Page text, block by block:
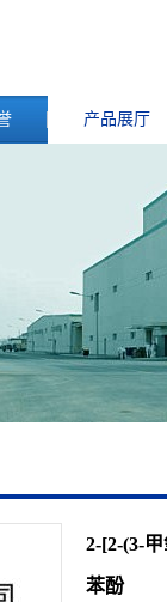
产品展厅
2-[2-(3-
苯酚